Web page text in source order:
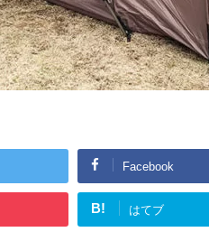
Facebook
B! はてブ